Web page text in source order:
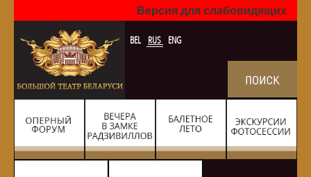
Версия для слабовидящих
BEL RUS ENG